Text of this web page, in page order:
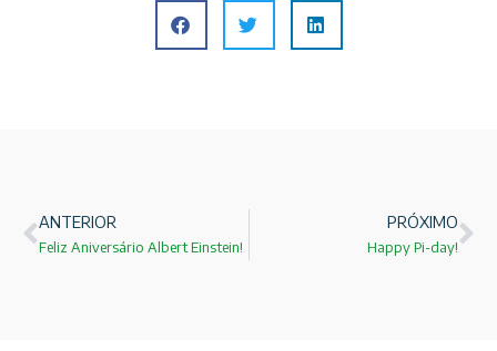
ANTERIOR
Feliz Aniversário Albert Einstein!
PRÓXIMO
Happy Pi-day!